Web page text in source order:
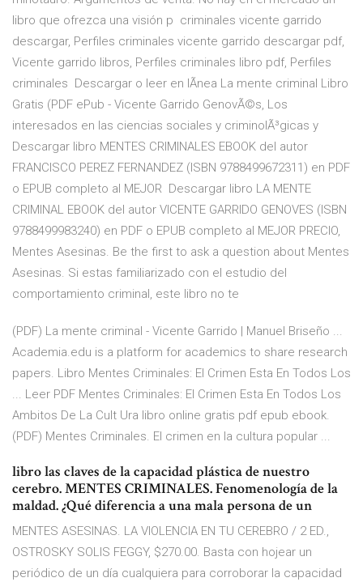
libro que ofrezca una visión p criminales vicente garrido
descargar, Perfiles criminales vicente garrido descargar pdf,
Vicente garrido libros, Perfiles criminales libro pdf, Perfiles
criminales Descargar o leer en lÃnea La mente criminal Libro
Gratis (PDF ePub - Vicente Garrido GenovÃ©s, Los
interesados en las ciencias sociales y criminolÃ³gicas y
Descargar libro MENTES CRIMINALES EBOOK del autor
FRANCISCO PEREZ FERNANDEZ (ISBN 9788499672311) en PDF
o EPUB completo al MEJOR Descargar libro LA MENTE
CRIMINAL EBOOK del autor VICENTE GARRIDO GENOVES (ISBN
9788499983240) en PDF o EPUB completo al MEJOR PRECIO,
Mentes Asesinas. Be the first to ask a question about Mentes
Asesinas. Si estas familiarizado con el estudio del
comportamiento criminal, este libro no te
(PDF) La mente criminal - Vicente Garrido | Manuel Briseño ...
Academia.edu is a platform for academics to share research
papers. Libro Mentes Criminales: El Crimen Esta En Todos Los
... Leer PDF Mentes Criminales: El Crimen Esta En Todos Los
Ambitos De La Cult Ura libro online gratis pdf epub ebook.
(PDF) Mentes Criminales. El crimen en la cultura popular ...
libro las claves de la capacidad plástica de nuestro
cerebro. MENTES CRIMINALES. Fenomenología de la
maldad. ¿Qué diferencia a una mala persona de un
MENTES ASESINAS. LA VIOLENCIA EN TU CEREBRO / 2 ED.,
OSTROSKY SOLIS FEGGY, $270.00. Basta con hojear un
periódico de un día cualquiera para corroborar la capacidad